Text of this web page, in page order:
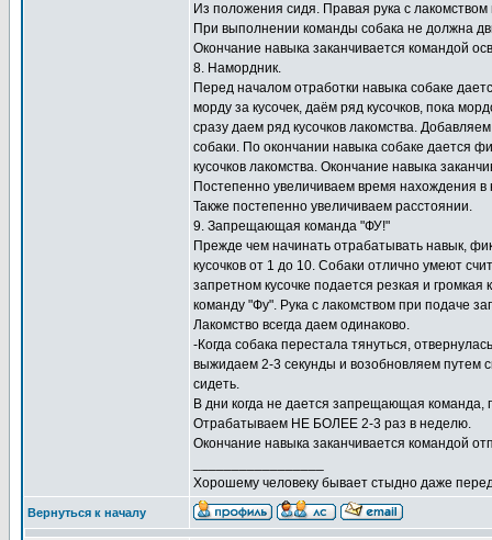
Из положения сидя. Правая рука с
При выполнении команды собака не должна
Окончание навыка заканчивается командой
8. Намордник.
Перед началом отработки навыка собаке
морду за кусочек, даём ряд кусочков, пока
сразу даем ряд кусочков лакомства.
собаки. По окончании навыка собаке дается
кусочков лакомства. Окончание навыка
Постепенно увеличиваем время нахождения в
Также постепенно увеличиваем расстоянии.
9. Запрещающая команда "ФУ!"
Прежде чем начинать отрабатывать навык,
кусочков от 1 до 10. Собаки отлично умеют
запретном кусочке подается резкая и
команду "Фу". Рука с лакомством при подаче
Лакомство всегда даем одинаково.
-Когда собака перестала тянуться,
выжидаем 2-3 секунды и возобновляем путем
сидеть.
В дни когда не дается запрещающая команда,
Отрабатываем НЕ БОЛЕЕ 2-3 раз в неделю.
Окончание навыка заканчивается командой
Хорошему человеку бывает стыдно даже
Вернуться к началу